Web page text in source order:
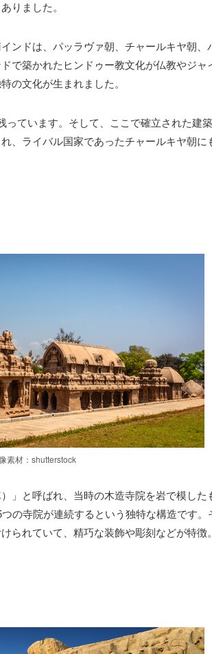
りました。
ンドは、パッラヴァ朝、チャールキヤ朝、
で築かれたヒンドゥー教文化が仏教やジャ
の文化が生まれました。
ています。そして、ここで確立された建
、ライバル国家であったチャールキヤ朝に
素材：shutterstock
」と呼ばれ、当時の木造寺院を岩で模した
の寺院が連続するという独特な構造です
られていて、精巧な装飾や彫刻などが特徴。